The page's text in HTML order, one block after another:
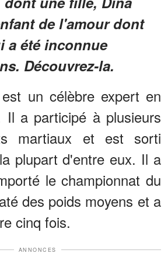
de l'amour dont
a été inconnue
Découvrez-la.
un célèbre expert en
Il a participé à plusieurs
martiaux et est sorti
plupart d'entre eux. Il a
le championnat du
des poids moyens et a
cinq fois.
ANNONCES